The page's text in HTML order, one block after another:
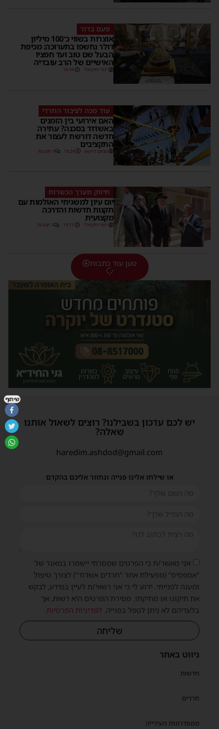
פעם בדור
אוצרות בשווי כ־100 מיליון
דולר נחשפו בתערוכה: מכיפת
הבעל שם טוב ועד חפציו
האישיים של הרב עובדיה
יוסי יחזקאלי 16:34
עוד מכה לציבור החרדי
האם אירועי בין הזמנים
באשדוד בסכנה? עתירה
חדשה דורשת לעצור את
התקציבים
מנחם דויטש 14:24 1 תגובות
חיזוק מערך הכשרות
יום עיון למשגיחי האולמות עם
תקנות חדשות והדרכה
מקצועית
יוסי יחזקאלי 14:11 1 תגובות
טען עוד כתבות
ניווט באתר
חדשות
חרדים
ממסדרונות העירייה
יש לכם עדכון בשבילנו? רוצים לשאול אותנו
שאלה?
haredim.ashdod@gmail.com
או שילחו אלינו פנייה ונחזור אליכם בהקדם
אני מאשר/ת כי הפרטים שמסרתי יישמרו במאגר של
"אמפסיס" (מפעילת אתר "חרדים אשדוד") לצורך טיפול
ומענה לפנייתי. ידוע לי כי אני רשאי/ת לעיין במידע, לבקש
את תיקונו או מחיקתו. מסירת הפרטים היא רשות, אך
בלעדיהם לא ניתן לטפל בפנייה. למדיניות הפרטיות
שליחה
שיתוף